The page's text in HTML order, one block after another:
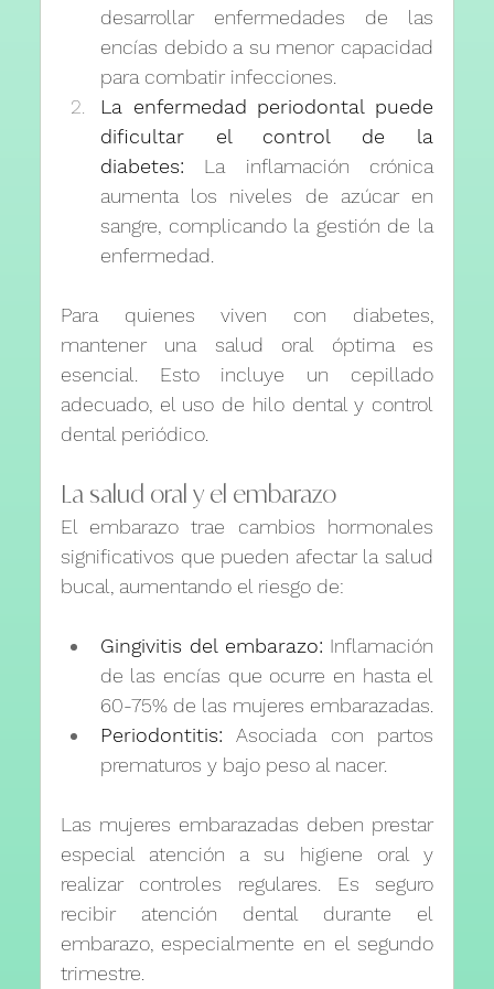
desarrollar enfermedades de las
encías debido a su menor capacidad
para combatir infecciones.
La enfermedad periodontal puede
dificultar el control de la
diabetes: La inflamación crónica
aumenta los niveles de azúcar en
sangre, complicando la gestión de la
enfermedad.
Para quienes viven con diabetes,
mantener una salud oral óptima es
esencial. Esto incluye un cepillado
adecuado, el uso de hilo dental y control
dental periódico.
La salud oral y el embarazo
El embarazo trae cambios hormonales
significativos que pueden afectar la salud
bucal, aumentando el riesgo de:
Gingivitis del embarazo: Inflamación
de las encías que ocurre en hasta el
60-75% de las mujeres embarazadas.
Periodontitis: Asociada con partos
prematuros y bajo peso al nacer.
Las mujeres embarazadas deben prestar
especial atención a su higiene oral y
realizar controles regulares. Es seguro
recibir atención dental durante el
embarazo, especialmente en el segundo
trimestre.